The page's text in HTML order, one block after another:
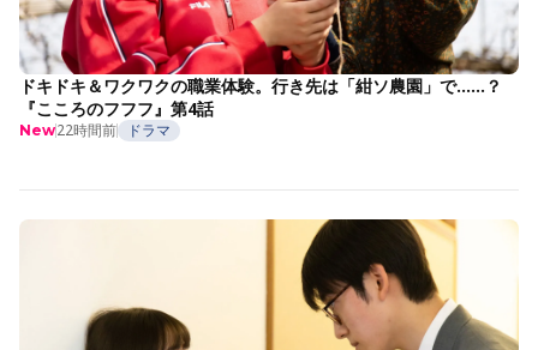
ドキドキ＆ワクワクの職業体験。行き先は「紺ソ農園」で……？
『こころのフフフ』第4話
New22時間前 ドラマ